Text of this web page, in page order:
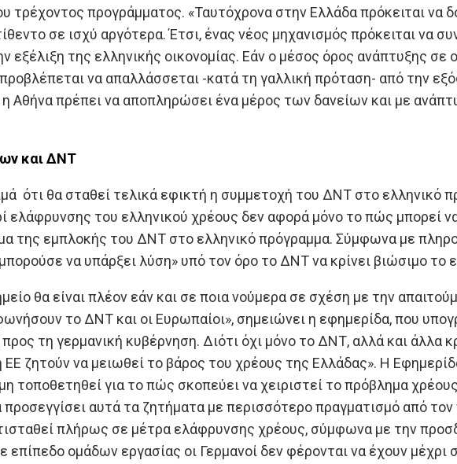
τρέχοντος προγράμματος. «Ταυτόχρονα στην Ελλάδα πρόκειται να
σε ισχύ αργότερα. Έτσι, ένας νέος μηχανισμός πρόκειται να
εξέλιξη της ελληνικής οικονομίας. Εάν ο μέσος όρος ανάπτυξης σε
να απαλλάσσεται -κατά τη γαλλική πρόταση- από την
η Αθήνα πρέπει να αποπληρώσει ένα μέρος των δανείων και με
και ΔΝΤ
ότι θα σταθεί τελικά εφικτή η συμμετοχή του ΔΝΤ στο ελληνικό
ελάφρυνσης του ελληνικού χρέους δεν αφορά μόνο το πώς μπορεί
της εμπλοκής του ΔΝΤ στο ελληνικό πρόγραμμα. Σύμφωνα με
να υπάρξει λύση» υπό τον όρο το ΔΝΤ να κρίνει βιώσιμο το
θα είναι πλέον εάν και σε ποια νούμερα σε σχέση με την
το ΔΝΤ και οι Ευρωπαίοι», σημειώνει η εφημερίδα, που
προς τη γερμανική κυβέρνηση. Διότι όχι μόνο το ΔΝΤ, αλλά και
ΕΕ ζητούν να μειωθεί το βάρος του χρέους της Ελλάδας». Η
τοποθετηθεί για το πώς σκοπεύει να χειριστεί το πρόβλημα
προσεγγίσει αυτά τα ζητήματα με περισσότερο πραγματισμό από
πλήρως σε μέτρα ελάφρυνσης χρέους, σύμφωνα με την
επίπεδο ομάδων εργασίας οι Γερμανοί δεν φέρονται να έχουν